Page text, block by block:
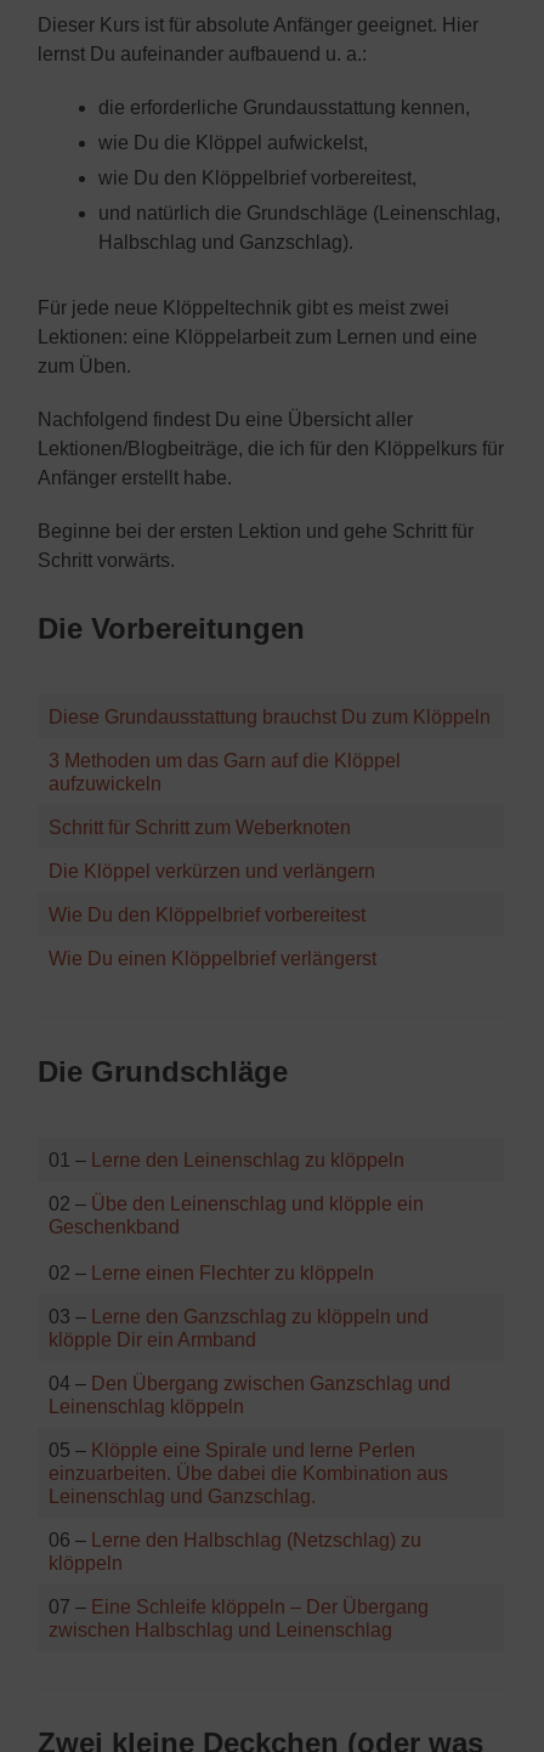
Dieser Kurs ist für absolute Anfänger geeignet. Hier
lernst Du aufeinander aufbauend u. a.:
die erforderliche Grundausstattung kennen,
wie Du die Klöppel aufwickelst,
wie Du den Klöppelbrief vorbereitest,
und natürlich die Grundschläge (Leinenschlag,
Halbschlag und Ganzschlag).
Für jede neue Klöppeltechnik gibt es meist zwei
Lektionen: eine Klöppelarbeit zum Lernen und eine
zum Üben.
Nachfolgend findest Du eine Übersicht aller
Lektionen/Blogbeiträge, die ich für den Klöppelkurs für
Anfänger erstellt habe.
Beginne bei der ersten Lektion und gehe Schritt für
Schritt vorwärts.
Die Vorbereitungen
Diese Grundausstattung brauchst Du zum Klöppeln
3 Methoden um das Garn auf die Klöppel
aufzuwickeln
Schritt für Schritt zum Weberknoten
Die Klöppel verkürzen und verlängern
Wie Du den Klöppelbrief vorbereitest
Wie Du einen Klöppelbrief verlängerst
Die Grundschläge
01 – Lerne den Leinenschlag zu klöppeln
02 – Übe den Leinenschlag und klöpple ein
Geschenkband
02 – Lerne einen Flechter zu klöppeln
03 –
Lerne den Ganzschlag zu klöppeln und
klöpple Dir ein Armband
04 – Den Übergang zwischen Ganzschlag und
Leinenschlag klöppeln
05 – Klöpple eine Spirale und lerne Perlen
einzuarbeiten. Übe dabei die Kombination aus
Leinenschlag und Ganzschlag.
06 –
Lerne den Halbschlag (Netzschlag) zu
klöppeln
07 – Eine Schleife klöppeln – Der Übergang
zwischen Halbschlag und Leinenschlag
Zwei kleine Deckchen (oder was